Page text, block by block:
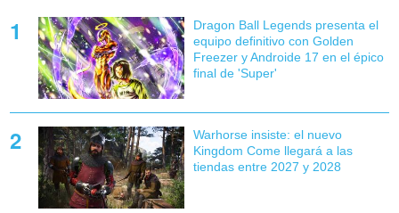
Dragon Ball Legends presenta el
equipo definitivo con Golden
Freezer y Androide 17 en el épico
final de 'Super'
Warhorse insiste: el nuevo
Kingdom Come llegará a las
tiendas entre 2027 y 2028